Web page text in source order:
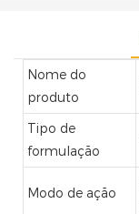
Nome do
produto
Tipo de
formulação
Modo de ação